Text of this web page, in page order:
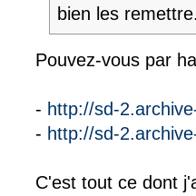
bien les
Pouvez-vous par
- http://sd-
- http://sd-
C'est tout ce dont